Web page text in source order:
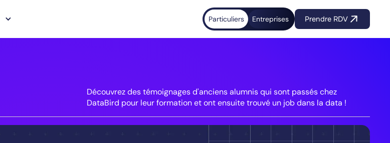
Particuliers Entreprises Prendre RDV
Découvrez des témoignages d'anciens alumnis qui sont passés chez
DataBird pour leur formation et ont ensuite trouvé un job dans la data !